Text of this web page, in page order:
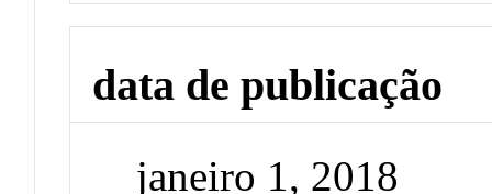
data de publicação
janeiro 1, 2018